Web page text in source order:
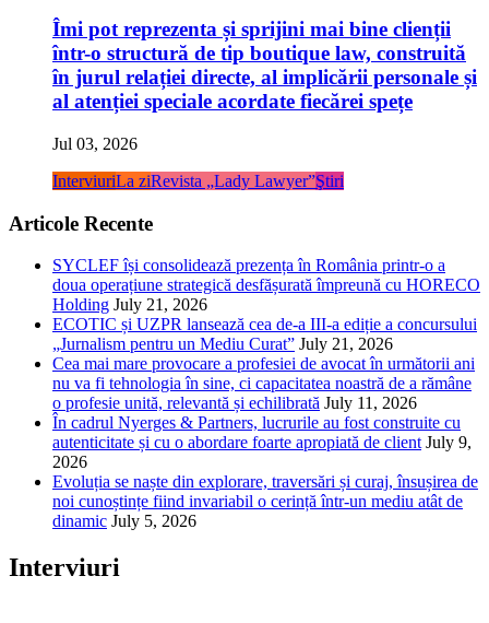
Îmi pot reprezenta și sprijini mai bine clienții
într-o structură de tip boutique law, construită
în jurul relației directe, al implicării personale și
al atenției speciale acordate fiecărei spețe
Jul 03, 2026
InterviuriLa ziRevista „Lady Lawyer”Ştiri
Articole Recente
SYCLEF își consolidează prezența în România printr-o a
doua operațiune strategică desfășurată împreună cu HORECO
Holding July 21, 2026
ECOTIC și UZPR lansează cea de-a III-a ediție a concursului
„Jurnalism pentru un Mediu Curat” July 21, 2026
Cea mai mare provocare a profesiei de avocat în următorii ani
nu va fi tehnologia în sine, ci capacitatea noastră de a rămâne
o profesie unită, relevantă și echilibrată July 11, 2026
În cadrul Nyerges & Partners, lucrurile au fost construite cu
autenticitate și cu o abordare foarte apropiată de client July 9,
2026
Evoluția se naște din explorare, traversări și curaj, însușirea de
noi cunoștințe fiind invariabil o cerință într-un mediu atât de
dinamic July 5, 2026
Interviuri